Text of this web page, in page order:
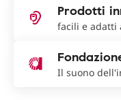
Prodotti
facili e adatti
Il suono